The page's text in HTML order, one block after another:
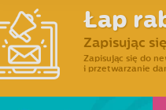
Łap
Zapisując
Zapisując się do
i przetwarzanie